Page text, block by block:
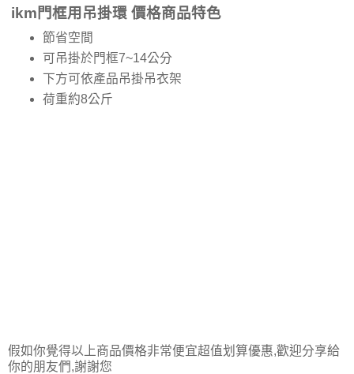
ikm門框用吊掛環 價格商品特色
節省空間
可吊掛於門框7~14公分
下方可依產品吊掛吊衣架
荷重約8公斤
假如你覺得以上商品價格非常便宜超值划算優惠,歡迎分享給
你的朋友們,謝謝您